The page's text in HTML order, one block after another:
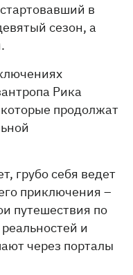
в
сезон, а
Рика
продолжат
грубо себя ведет
приключения –
путешествия по
и
через порталы